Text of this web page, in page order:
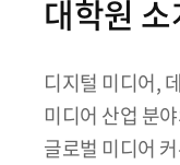
대학원 소
디지털 미디어,
미디어 산업 분
글로벌 미디어